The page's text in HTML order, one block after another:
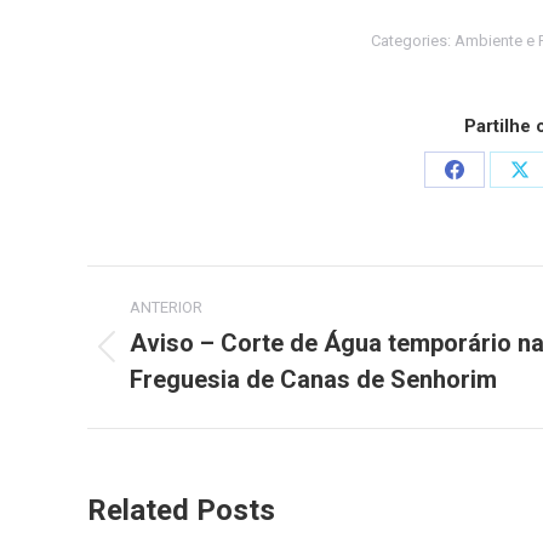
Categories: Ambiente e
Partilhe
Share
Post
navigation
ANTERIOR
post:
Aviso – Corte de Água temporário na
Freguesia de Canas de Senhorim
Related Posts